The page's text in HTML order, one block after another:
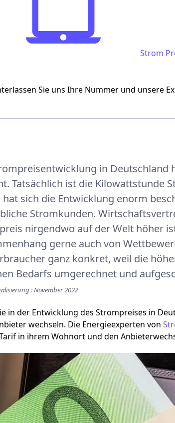
Strom
Strom
Sie uns Ihre Nummer und unsere
in Deutschland
Tatsächlich ist die Kilowattstunde
hat sich die Entwicklung enorm
Stromkunden.
nirgendwo auf der Welt höher
gerne auch von
ganz konkret, weil die
Bedarfs umgerechnet und
: November 2022
in der Entwicklung des Strompreises in
wechseln. Die Energieexperten von
in ihrem Wohnort und den